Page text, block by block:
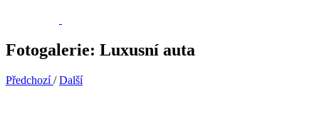
Fotogalerie: Luxusní auta
Předchozí / Další